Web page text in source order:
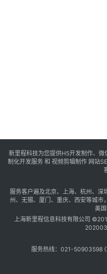
数
字
营
A
P
新里程科技为您提供H5开发制作、
制化开发服务 和 视频剪辑制作 网站
服务客户遍及北京、 上海、 杭州 、 深
州 、 无锡、 厦门 、 重庆、 西安等城市
美国
上海新里程信息科技有限公司
服务热线：021-50903598